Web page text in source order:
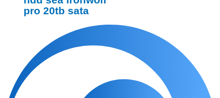
pro 20tb sata